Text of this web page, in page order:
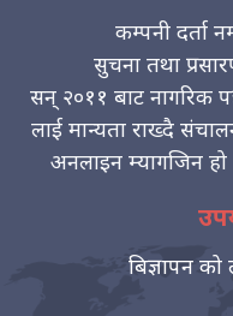
कम्पनी दर्ता
सुचना तथा
सन् २०११ बाट नागरिक
लाई मान्यता राख्दै
अनलाइन म्यागजिन
बिज्ञापन को